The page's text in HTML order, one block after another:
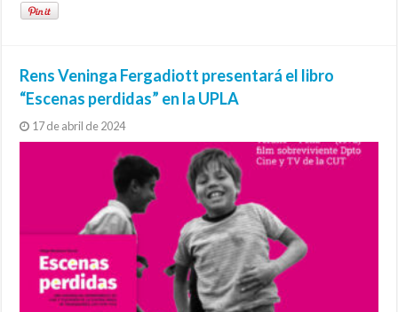
Rens Veninga Fergadiott presentará el libro
“Escenas perdidas” en la UPLA
17 de abril de 2024